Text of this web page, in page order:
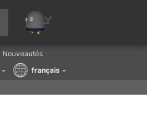
Nouveautés
français